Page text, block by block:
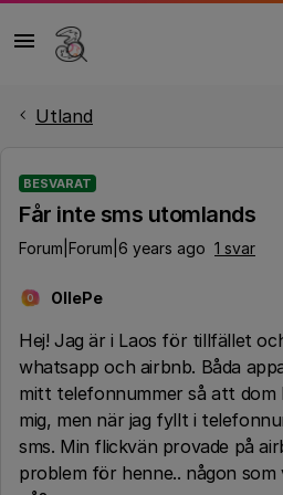
Utland
BESVARAT
Får inte sms utomlands
Forum|Forum|6 years ago 1 svar
O OllePe
Hej! Jag är i Laos för tillfället
whatsapp och airbnb. Båda
mitt telefonnummer så att dom
mig, men när jag fyllt i
sms. Min flickvän provade på
problem för henne.. någon